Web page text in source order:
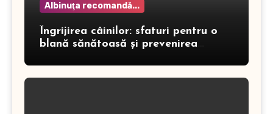
Albinuţa recomandă...
Îngrijirea câinilor: sfaturi pentru o
blană sănătoasă și prevenirea